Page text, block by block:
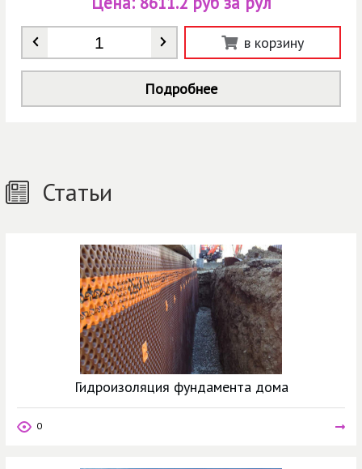
Статьи
Гидроизоляция фундамента дома
0
Количество в корзину
Подробнее